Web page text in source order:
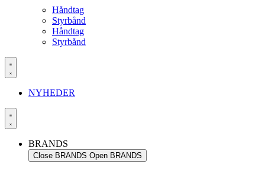
Håndtag
Styrbånd
Håndtag
Styrbånd
NYHEDER
BRANDS
Close BRANDS Open BRANDS